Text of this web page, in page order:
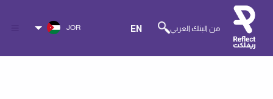
من البنك العربي EN
JOR